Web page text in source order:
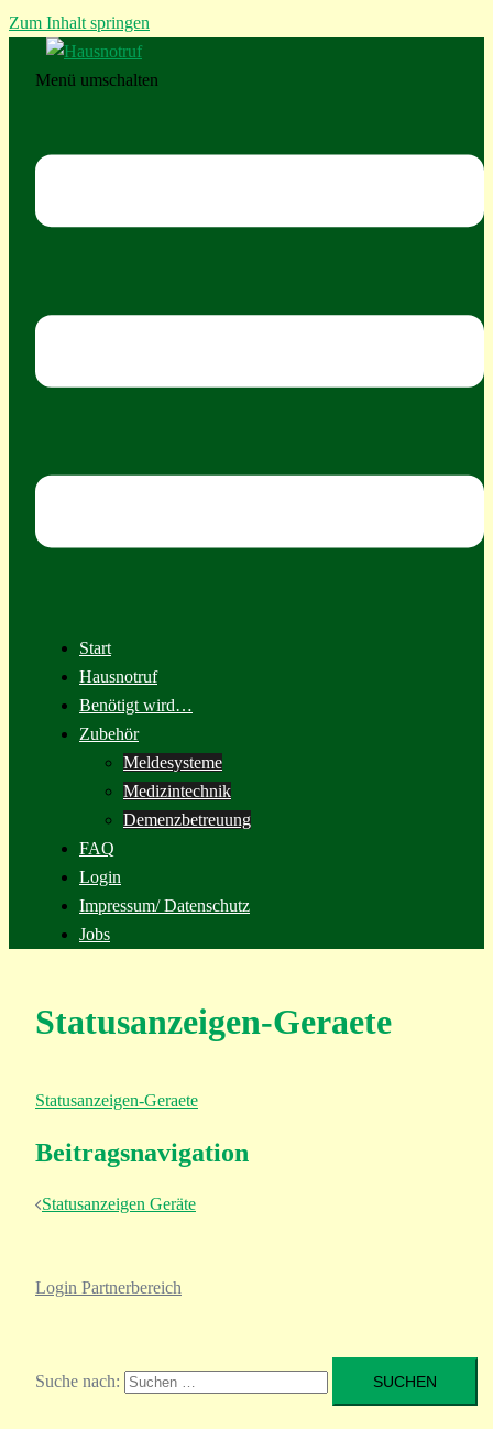
Zum Inhalt springen
Menü umschalten
Start
Hausnotruf
Benötigt wird…
Zubehör
Meldesysteme
Medizintechnik
Demenzbetreuung
FAQ
Login
Impressum/ Datenschutz
Jobs
Statusanzeigen-Geraete
Statusanzeigen-Geraete
Beitragsnavigation
Statusanzeigen Geräte
Login Partnerbereich
Suche nach: